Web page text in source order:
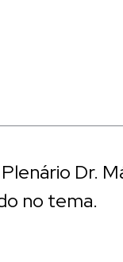
Dr.
no tema.